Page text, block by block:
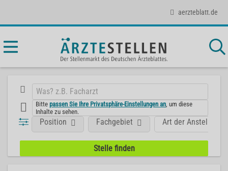
aerzteblatt.de
Bittepassen Sie Ihre Privatsphäre-Einstellungen an , um diese
Inhalte zu sehen.
Position Fachgebiet Art der Anstellung